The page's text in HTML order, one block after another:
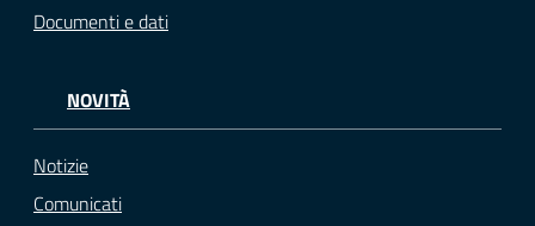
Documenti e dati
NOVITÀ
Notizie
Comunicati